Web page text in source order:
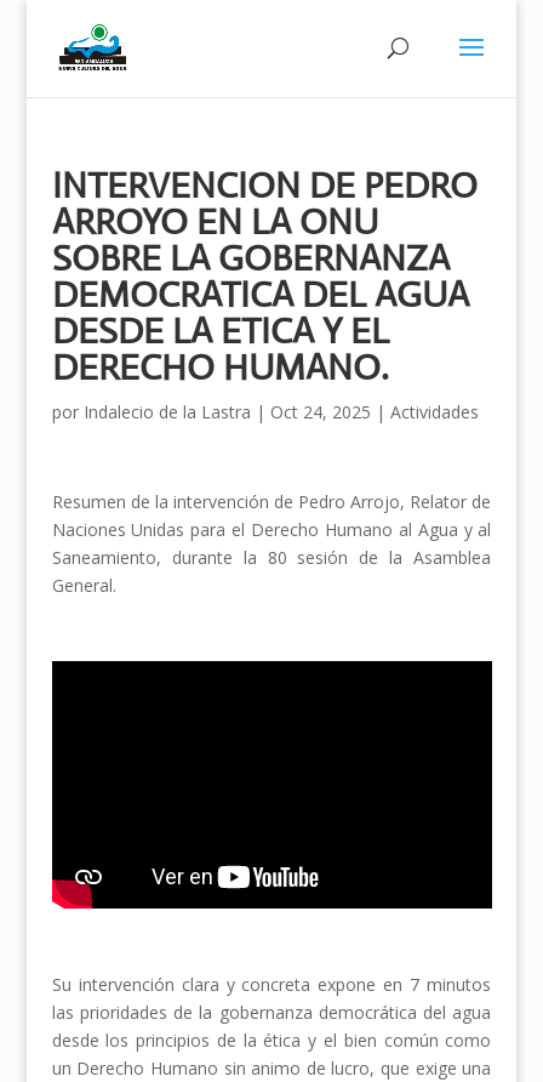
INTERVENCION DE PEDRO
ARROYO EN LA ONU
SOBRE LA GOBERNANZA
DEMOCRATICA DEL AGUA
DESDE LA ETICA Y EL
DERECHO HUMANO.
por Indalecio de la Lastra | Oct 24, 2025 | Actividades
Resumen de la intervención de Pedro Arrojo, Relator de
Naciones Unidas para el Derecho Humano al Agua y al
Saneamiento, durante la 80 sesión de la Asamblea
General.
Su intervención clara y concreta expone en 7 minutos
las prioridades de la gobernanza democrática del agua
desde los principios de la ética y el bien común como
un Derecho Humano sin animo de lucro, que exige una